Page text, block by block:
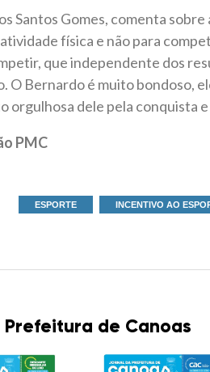
Santos Gomes, comenta
física e não para
que independente dos
O Bernardo é muito bondoso,
orgulhosa dele pela conquista
PMC
ESPORTE INCENTIVO AO
de Canoas